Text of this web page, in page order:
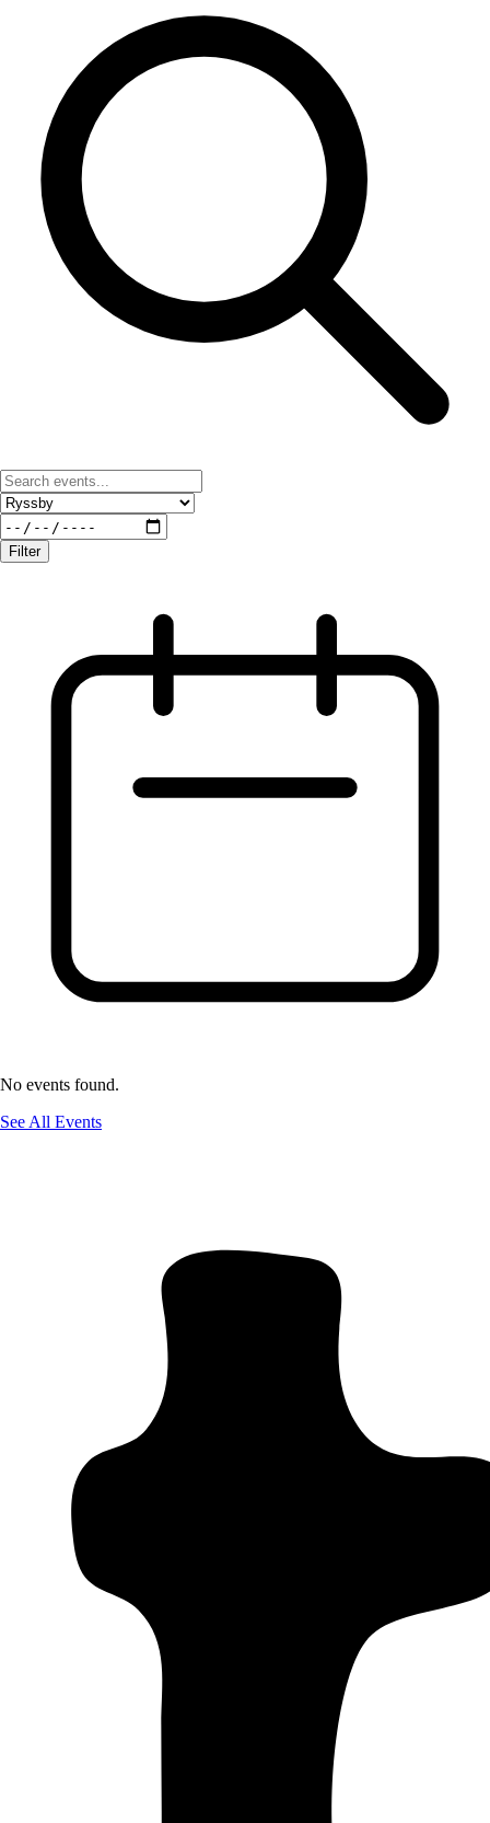
Filter
No events found.
See All Events